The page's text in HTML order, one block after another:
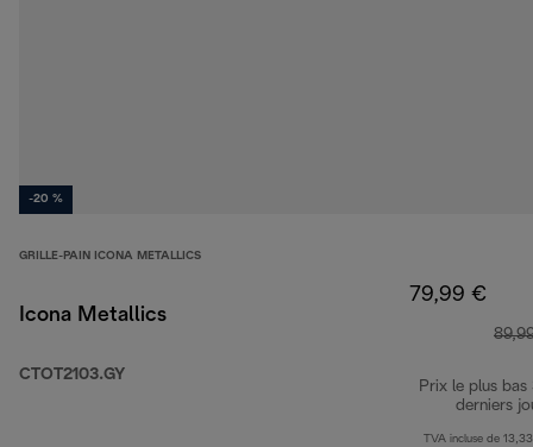
-20 %
GRILLE-PAIN ICONA METALLICS
Icona Metallics
CTOT2103.GY
79,99 €
Prix le plus bas
derniers
TVA incluse de